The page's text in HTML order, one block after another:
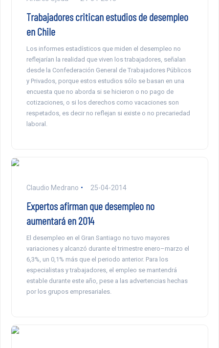
Trabajadores critican estudios de desempleo
en Chile
Los informes estadísticos que miden el desempleo no
reflejarían la realidad que viven los trabajadores, señalan
desde la Confederación General de Trabajadores Públicos
y Privados, porque estos estudios sólo se basan en una
encuesta que no aborda si se hicieron o no pago de
cotizaciones, o si los derechos como vacaciones son
respetados, es decir no reflejan si existe o no precariedad
laboral.
Claudio Medrano 25-04-2014
Expertos afirman que desempleo no
aumentará en 2014
El desempleo en el Gran Santiago no tuvo mayores
variaciones y alcanzó durante el trimestre enero–marzo el
6,3%, un 0,1% más que el periodo anterior. Para los
especialistas y trabajadores, el empleo se mantendrá
estable durante este año, pese a las advertencias hechas
por los grupos empresariales.